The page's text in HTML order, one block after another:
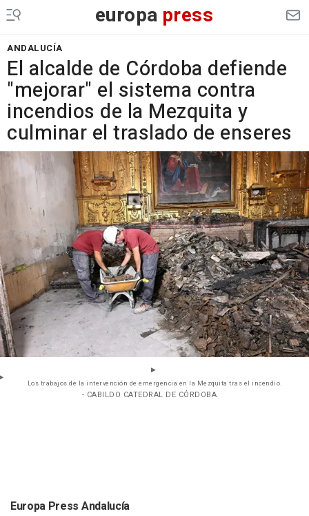
europa press
ANDALUCÍA
El alcalde de Córdoba defiende
"mejorar" el sistema contra
incendios de la Mezquita y
culminar el traslado de enseres
Los trabajos de la intervención de emergencia en la Mezquita tras el incendio.
- CABILDO CATEDRAL DE CÓRDOBA
Europa Press Andalucía